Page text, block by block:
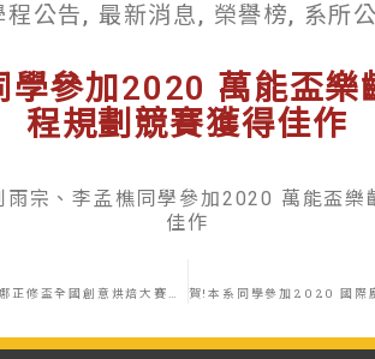
程公告, 最新消息, 榮譽榜, 系所
學參加2020 萬能盃樂
程規劃競賽獲得佳作
雨宗、李孟樵同學參加2020 萬能盃樂
佳作
賀!本系同學參加2020第四屆帕莎蒂娜正修盃全國創意烘焙大賽榮獲優勝